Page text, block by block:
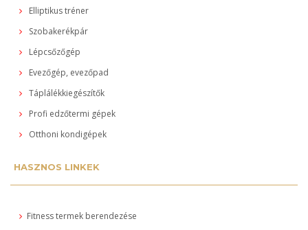
Elliptikus tréner
Szobakerékpár
Lépcsőzőgép
Evezőgép, evezőpad
Táplálékkiegészítők
Profi edzőtermi gépek
Otthoni kondigépek
HASZNOS LINKEK
Fitness termek berendezése